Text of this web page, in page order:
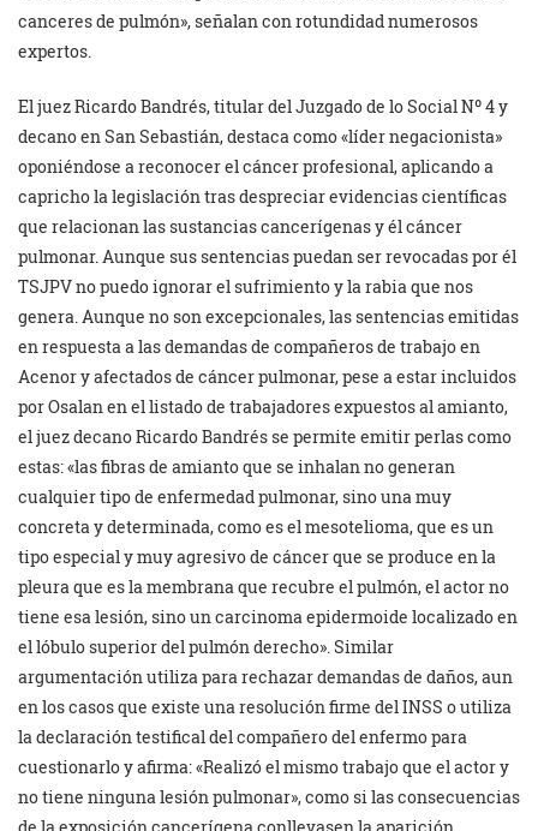
canceres de pulmón», señalan con rotundidad numerosos
expertos.
El juez Ricardo Bandrés, titular del Juzgado de lo Social Nº 4 y
decano en San Sebastián, destaca como «líder negacionista»
oponiéndose a reconocer el cáncer profesional, aplicando a
capricho la legislación tras despreciar evidencias científicas
que relacionan las sustancias cancerígenas y él cáncer
pulmonar. Aunque sus sentencias puedan ser revocadas por él
TSJPV no puedo ignorar el sufrimiento y la rabia que nos
genera. Aunque no son excepcionales, las sentencias emitidas
en respuesta a las demandas de compañeros de trabajo en
Acenor y afectados de cáncer pulmonar, pese a estar incluidos
por Osalan en el listado de trabajadores expuestos al amianto,
el juez decano Ricardo Bandrés se permite emitir perlas como
estas: «las fibras de amianto que se inhalan no generan
cualquier tipo de enfermedad pulmonar, sino una muy
concreta y determinada, como es el mesotelioma, que es un
tipo especial y muy agresivo de cáncer que se produce en la
pleura que es la membrana que recubre el pulmón, el actor no
tiene esa lesión, sino un carcinoma epidermoide localizado en
el lóbulo superior del pulmón derecho». Similar
argumentación utiliza para rechazar demandas de daños, aun
en los casos que existe una resolución firme del INSS o utiliza
la declaración testifical del compañero del enfermo para
cuestionarlo y afirma: «Realizó el mismo trabajo que el actor y
no tiene ninguna lesión pulmonar», como si las consecuencias